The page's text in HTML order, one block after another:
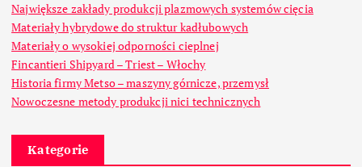
Największe zakłady produkcji plazmowych systemów cięcia
Materiały hybrydowe do struktur kadłubowych
Materiały o wysokiej odporności cieplnej
Fincantieri Shipyard – Triest – Włochy
Historia firmy Metso – maszyny górnicze, przemysł
Nowoczesne metody produkcji nici technicznych
Kategorie